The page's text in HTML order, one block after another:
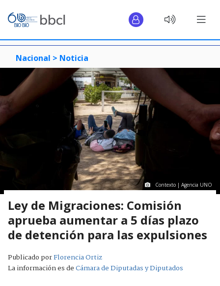
Nacional > Noticia
Contexto | Agencia UNO
Ley de Migraciones: Comisión
aprueba aumentar a 5 días plazo
de detención para las expulsiones
Publicado porFlorencia Ortiz
La información es deCámara de Diputadas y Diputados